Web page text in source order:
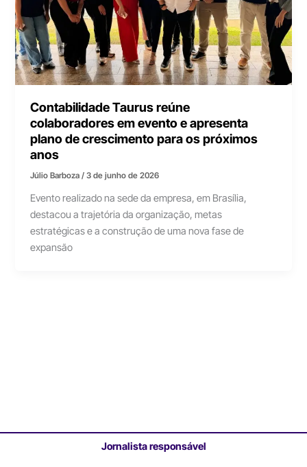
Contabilidade Taurus reúne
colaboradores em evento e apresenta
plano de crescimento para os próximos
anos
Júlio Barboza/3 de junho de 2026
Evento realizado na sede da empresa, em Brasília,
destacou a trajetória da organização, metas
estratégicas e a construção de uma nova fase de
expansão
Jornalista responsável